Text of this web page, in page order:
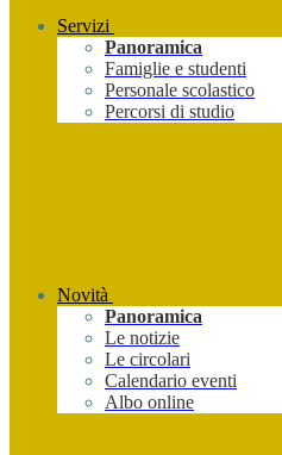
Servizi
Panoramica
Famiglie e studenti
Personale scolastico
Percorsi di studio
Novità
Panoramica
Le notizie
Le circolari
Calendario eventi
Albo online